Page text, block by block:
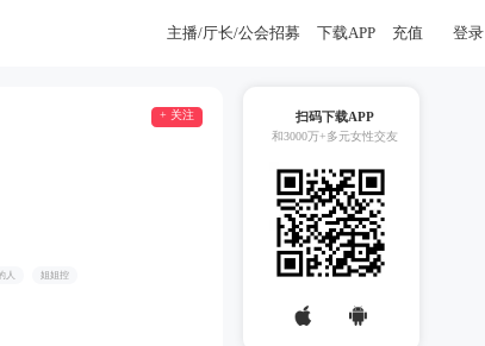
主播/厅长/公会招募 下载APP 充值 登录
+ 关注
人 姐姐控
扫码下载APP
和3000万+多元女性交友